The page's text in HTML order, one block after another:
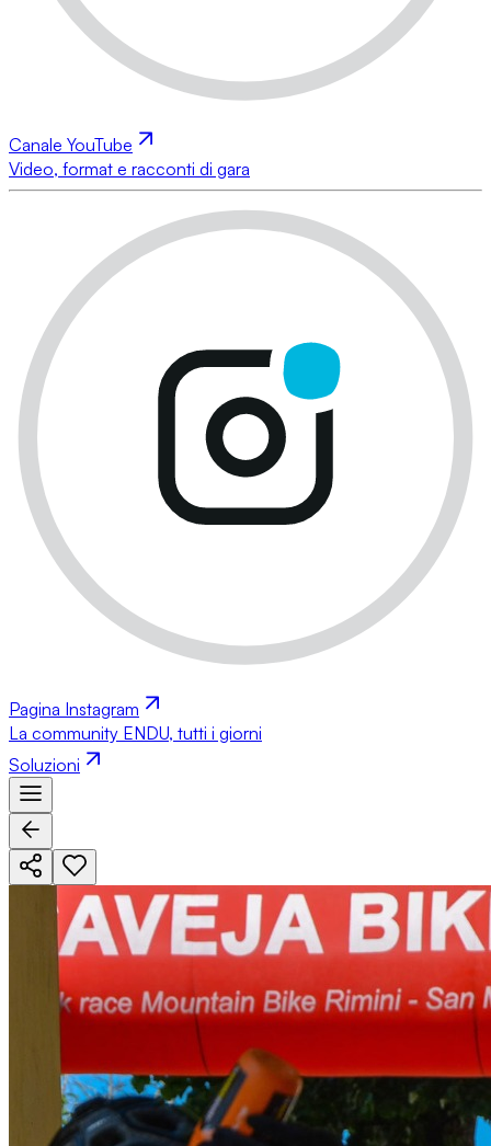
Canale YouTube
Video, format e racconti di gara
Pagina Instagram
La community ENDU, tutti i giorni
Soluzioni